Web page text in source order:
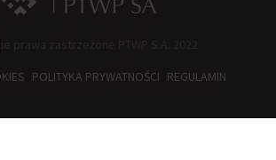
POLITYKA PRYWATNOŚCI REGULAMIN